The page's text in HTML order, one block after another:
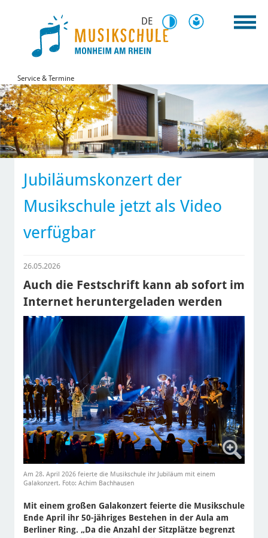
DE
Service & Termine
Jubiläumskonzert der
Musikschule jetzt als Video
verfügbar
26.05.2026
Auch die Festschrift kann ab sofort im
Internet heruntergeladen werden
Am 28. April 2026 feierte die Musikschule ihr Jubiläum mit einem
Galakonzert. Foto: Achim Bachhausen
Mit einem großen Galakonzert feierte die Musikschule
Ende April ihr 50-jähriges Bestehen in der Aula am
Berliner Ring. „Da die Anzahl der Sitzplätze begrenzt